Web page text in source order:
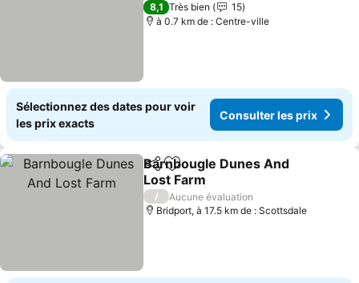
8,1 Très bien
15
à 0.7 km de : Centre-ville
Sélectionnez des dates pour voir
les prix exacts
Consulter les prix
PartagerAjouter à mes favoris
Barnbougle Dunes And
Lost Farm
/
Aucune évaluation
Bridport, à 17.5 km de : Scottsdale